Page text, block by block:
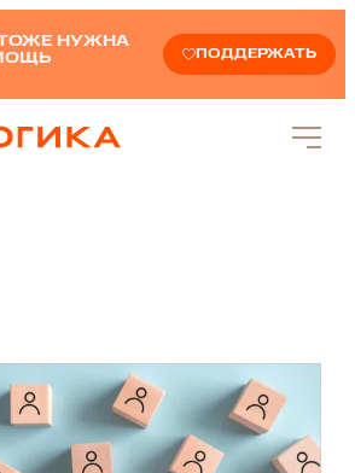
НУЖНА
ПОДДЕРЖАТЬ